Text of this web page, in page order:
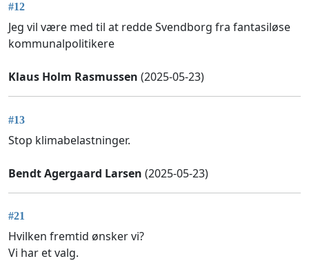
#12
Jeg vil være med til at redde Svendborg fra fantasiløse
kommunalpolitikere
Klaus Holm Rasmussen (2025-05-23)
#13
Stop klimabelastninger.
Bendt Agergaard Larsen (2025-05-23)
#21
Hvilken fremtid ønsker vi?
Vi har et valg.